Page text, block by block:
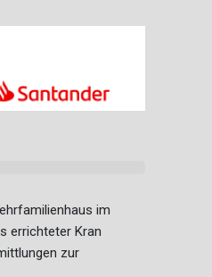
im
errichteter Kran
zur